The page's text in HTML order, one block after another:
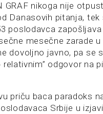
GRAF nikoga nije
Danasovih pitanja,
poslodavca
mesečne zarade
dovoljno javno, pa se
relativnim” odgovor na
priču baca paradoks
Srbije u